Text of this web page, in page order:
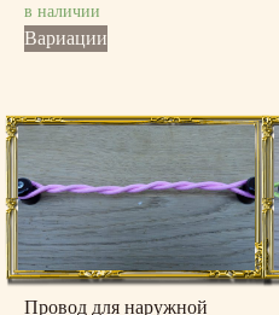
в наличии
Вариации
несколько
Опции
можно
выбрать
на
странице
товара.
Провод для наружной